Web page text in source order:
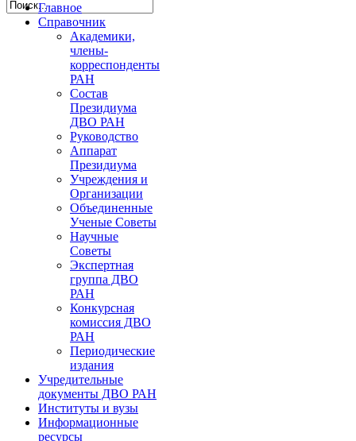
Главное
Справочник
Академики,
члены-
корреспонденты
РАН
Состав
Президиума
ДВО РАН
Руководство
Аппарат
Президиума
Учреждения и
Организации
Объединенные
Ученые Советы
Научные
Советы
Экспертная
группа ДВО
РАН
Конкурсная
комиссия ДВО
РАН
Периодические
издания
Учредительные
документы ДВО РАН
Институты и вузы
Информационные
ресурсы